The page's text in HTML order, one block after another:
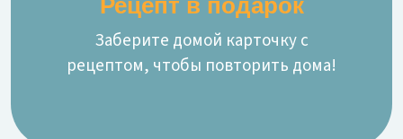
Заберите домой карточку с
рецептом, чтобы повторить дома!